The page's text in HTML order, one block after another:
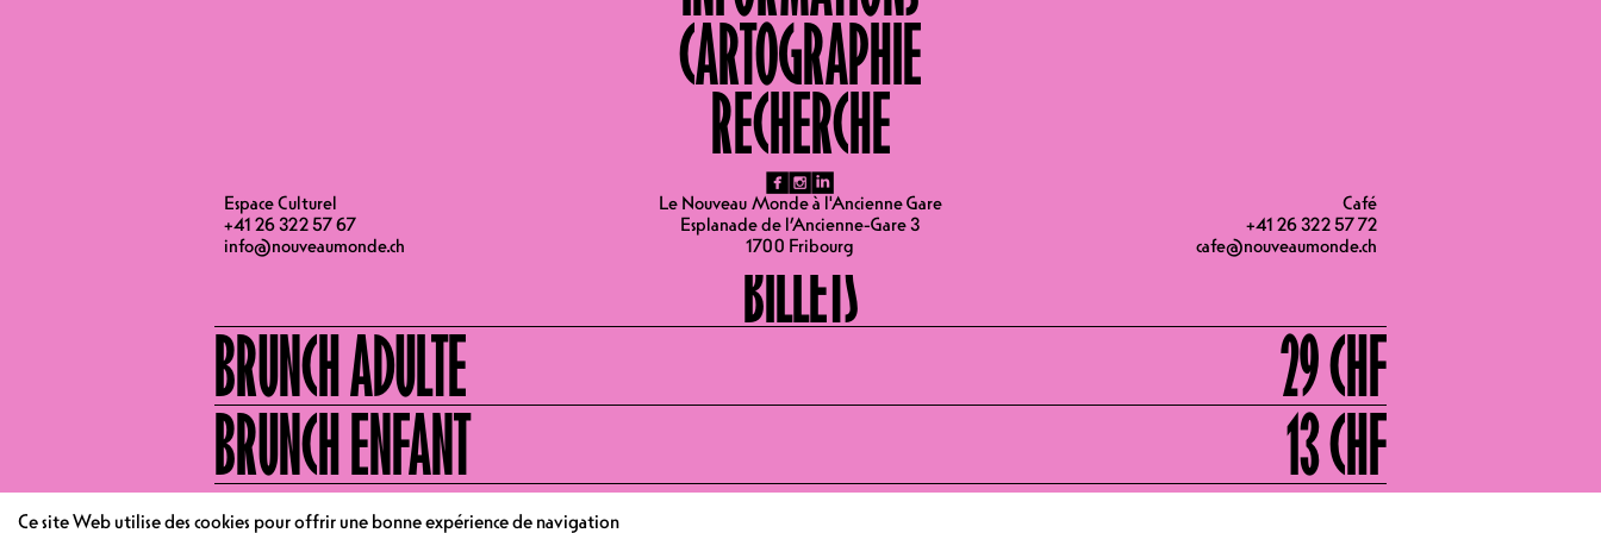
CARTOGRAPHIE
RECHERCHE
fb ig li
Espace Culturel
+41 26 322 57 67
info@nouveaumonde.ch
Le Nouveau Monde à l'Ancienne Gare
Esplanade de l’Ancienne-Gare 3
1700 Fribourg
Café
+41 26 322 57 72
cafe@nouveaumonde.ch
LIEUX
Café
BILLETS
BRUNCH ADULTE
29 CHF
BRUNCH ENFANT
13 CHF
Ce site Web utilise des cookies pour offrir une bonne expérience de navigation